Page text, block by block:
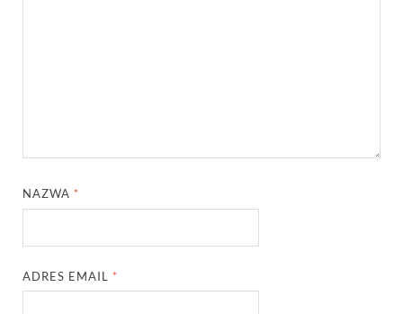
NAZWA *
ADRES EMAIL *